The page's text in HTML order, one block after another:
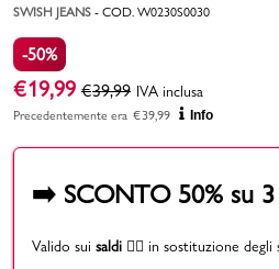
Marchi
Carrello
Promo & News
SWISH JEANS - COD. W0230S0030
-50%
€19,99 €39,99 IVA inclusa
Precedentemente era €39,99 Info
➡️ SCONTO 50% su
Valido sui saldi 👉🏻 in sostituzione